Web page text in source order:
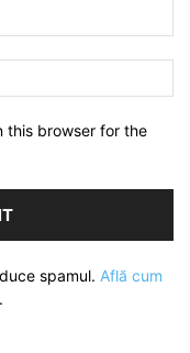
this browser for the
spamul. Află cum
.